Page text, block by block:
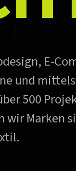
E-
und
500
wir Marken